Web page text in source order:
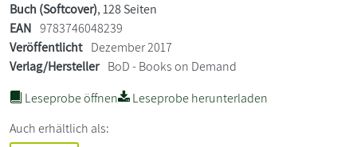
Buch (Softcover), 128 Seiten
EAN 9783746048239
Veröffentlicht Dezember 2017
Verlag/Hersteller BoD - Books on Demand
Leseprobe öffnen
Leseprobe herunterladen
Auch erhältlich als: